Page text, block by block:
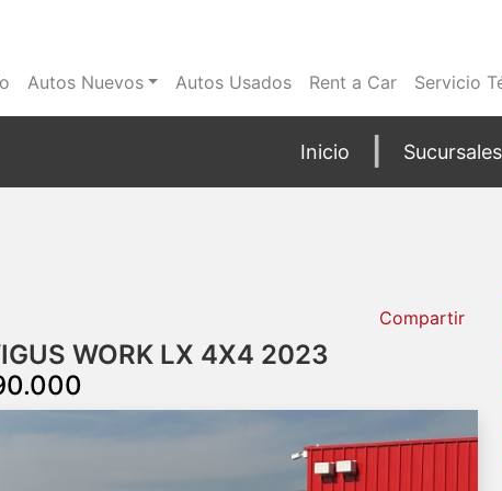
Autos Nuevos Autos Usados Rent a Car Servicio
Inicio Sucursales
Compartir
WORK LX 4X4 2023